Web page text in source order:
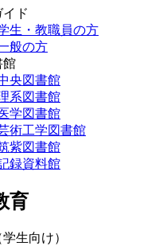
ド
生・教職員の方
般の方
館
央図書館
系図書館
学図書館
術工学図書館
紫図書館
録資料館
育
生向け）